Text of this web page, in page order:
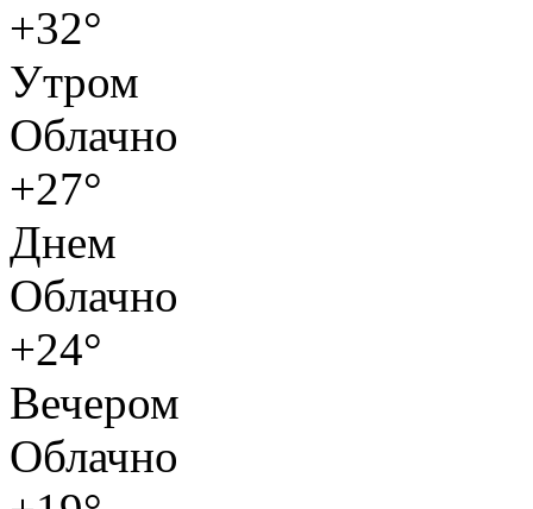
+32°
Утром
Облачно
+27°
Днем
Облачно
+24°
Вечером
Облачно